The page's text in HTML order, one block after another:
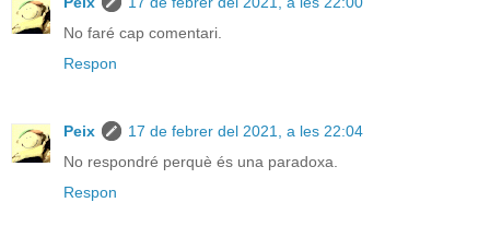
No faré cap comentari.
Respon
Peix
17 de febrer del 2021, a les 22:04
No respondré perquè és una paradoxa.
Respon